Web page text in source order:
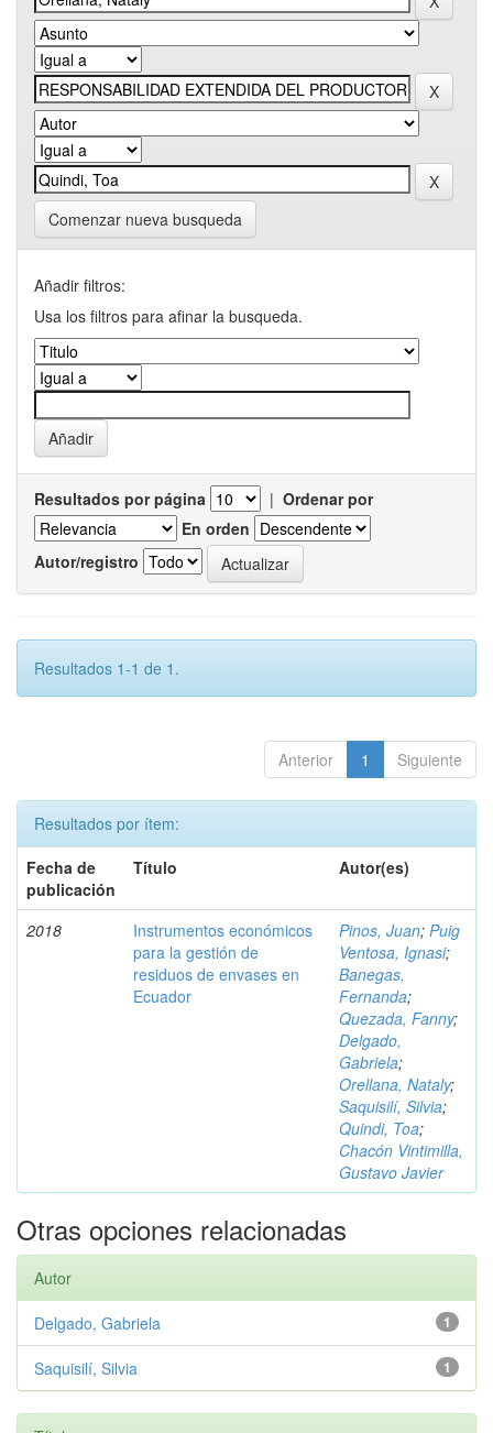
Comenzar nueva busqueda
Añadir filtros:
Usa los filtros para afinar la busqueda.
Resultados por página | Ordenar por
En orden
Autor/registro
Resultados 1-1 de 1.
Anterior 1 Siguiente
Resultados por ítem:
Fecha de
publicación
Título Autor(es)
2018
Instrumentos económicos
para la gestión de
residuos de envases en
Ecuador
Pinos, Juan; Puig
Ventosa, Ignasi;
Banegas,
Fernanda;
Quezada, Fanny;
Delgado,
Gabriela;
Orellana, Nataly;
Saquisilí, Silvia;
Quindi, Toa;
Chacón Vintimilla,
Gustavo Javier
Otras opciones relacionadas
Autor
1
Delgado, Gabriela
1
Saquisilí, Silvia